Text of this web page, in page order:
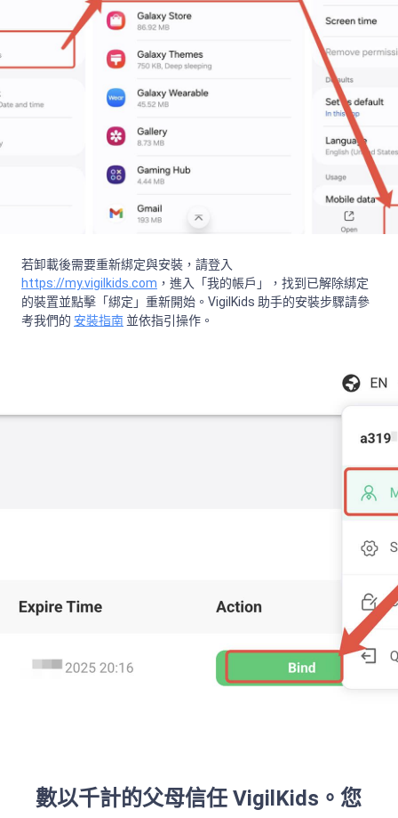
若卸載後需要重新綁定與安裝，請登入
https://my.vigilkids.com ，進入「我的帳戶」，找到已解除綁定
的裝置並點擊「綁定」重新開始。VigilKids 助手的安裝步驟請參
考我們的 安裝指南 並依指引操作。
數以千計的父母信任 VigilKids。您